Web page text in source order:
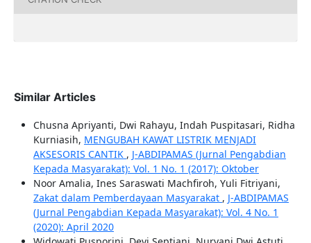
Similar Articles
Chusna Apriyanti, Dwi Rahayu, Indah Puspitasari, Ridha
Kurniasih, MENGUBAH KAWAT LISTRIK MENJADI
AKSESORIS CANTIK , J-ABDIPAMAS (Jurnal Pengabdian
Kepada Masyarakat): Vol. 1 No. 1 (2017): Oktober
Noor Amalia, Ines Saraswati Machfiroh, Yuli Fitriyani,
Zakat dalam Pemberdayaan Masyarakat , J-ABDIPAMAS
(Jurnal Pengabdian Kepada Masyarakat): Vol. 4 No. 1
(2020): April 2020